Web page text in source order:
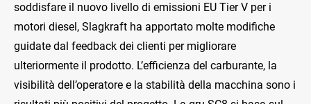
soddisfare il nuovo livello di emissioni EU Tier V per i
motori diesel, Slagkraft ha apportato molte modifiche
guidate dal feedback dei clienti per migliorare
ulteriormente il prodotto. L’efficienza del carburante, la
visibilità dell’operatore e la stabilità della macchina sono i